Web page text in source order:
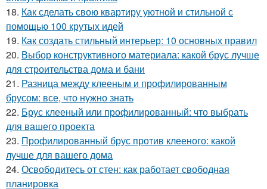
18. Как сделать свою квартиру уютной и стильной с
помощью 100 крутых идей
19. Как создать стильный интерьер: 10 основных правил
20. Выбор конструктивного материала: какой брус лучше
для строительства дома и бани
21. Разница между клееным и профилированным
брусом: все, что нужно знать
22. Брус клееный или профилированный: что выбрать
для вашего проекта
23. Профилированный брус против клееного: какой
лучше для вашего дома
24. Освободитесь от стен: как работает свободная
планировка